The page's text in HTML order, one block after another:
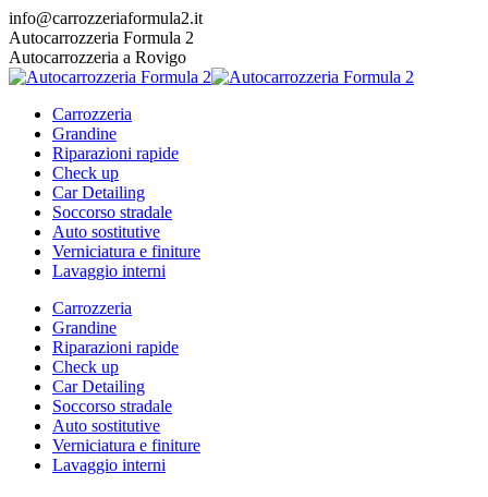
Vai
ai
contenuti
info@carrozzeriaformula2.it
Facebook
page
opens
new
window
Linkedin
page
opens
new
window
Autocarrozzeria Formula 2
Autocarrozzeria a Rovigo
Carrozzeria
Grandine
Riparazioni rapide
Check up
Car Detailing
Soccorso stradale
Auto sostitutive
Verniciatura e finiture
Lavaggio interni
Carrozzeria
Grandine
Riparazioni rapide
Check up
Car Detailing
Soccorso stradale
Auto sostitutive
Verniciatura e finiture
Lavaggio interni